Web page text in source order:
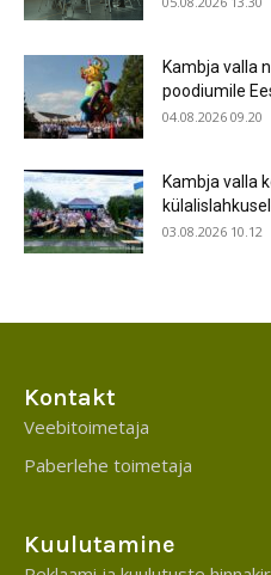
Kambja valla
poodiumile
04.08.2026 09.20
Kambja valla
03.08.2026 10.12
Kontakt
Veebitoimetaja
Paberlehe toimetaja
Kuulutamine